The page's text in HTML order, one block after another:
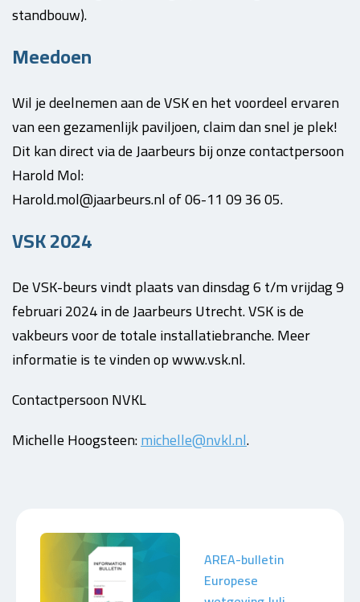
standbouw).
Meedoen
Wil je deelnemen aan de VSK en het voordeel ervaren
van een gezamenlijk paviljoen, claim dan snel je plek!
Dit kan direct via de Jaarbeurs bij onze contactpersoon
Harold Mol:
Harold.mol@jaarbeurs.nl of 06-11 09 36 05.
VSK 2024
De VSK-beurs vindt plaats van dinsdag 6 t/m vrijdag 9
februari 2024 in de Jaarbeurs Utrecht. VSK is de
vakbeurs voor de totale installatiebranche. Meer
informatie is te vinden op www.vsk.nl.
Contactpersoon NVKL
Michelle Hoogsteen:michelle@nvkl.nl.
AREA-bulletin
Europese